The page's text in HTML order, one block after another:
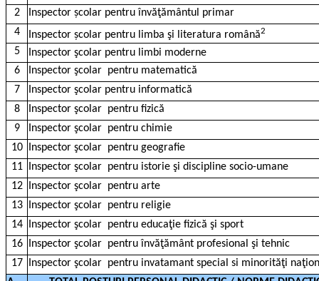
2
Inspector școlar pentru învăţământul primar
4
Inspector școlar pentru limba şi literatura română2
5
Inspector şcolar pentru limbi moderne
6
Inspector şcolar pentru matematică
7
Inspector şcolar pentru informatică
8
Inspector şcolar pentru fizică
9
Inspector şcolar pentru chimie
10
Inspector şcolar pentru geografie
11
Inspector şcolar pentru istorie şi discipline socio-umane
12
Inspector şcolar pentru arte
13
Inspector şcolar pentru religie
14
Inspector şcolar pentru educaţie fizică şi sport
16
Inspector şcolar pentru învăţământ profesional şi tehnic
17
Inspector şcolar pentru invatamant special si minorităţi